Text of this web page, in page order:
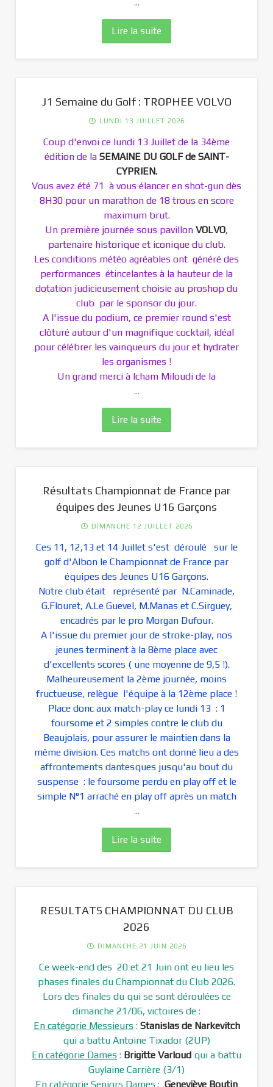
Lire la suite
J1 Semaine du Golf : TROPHEE VOLVO
LUNDI 13 JUILLET 2026
Coup d'envoi ce lundi 13 Juillet de la 34ème
édition de la SEMAINE DU GOLF de SAINT-
CYPRIEN.
Vous avez été 71 à vous élancer en shot-gun dès
8H30 pour un marathon de 18 trous en score
maximum brut.
Un première journée sous pavillon VOLVO,
partenaire historique et iconique du club.
Les conditions météo agréables ont généré des
performances étincelantes à la hauteur de la
dotation judicieusement choisie au proshop du
club par le sponsor du jour.
A l'issue du podium, ce premier round s'est
clôturé autour d'un magnifique cocktail, idéal
pour célébrer les vainqueurs du jour et hydrater
les organismes !
Un grand merci à Icham Miloudi de la
...
Lire la suite
Résultats Championnat de France par
équipes des Jeunes U16 Garçons
DIMANCHE 12 JUILLET 2026
Ces 11, 12,13 et 14 Juillet s'est déroulé sur le
golf d'Albon le Championnat de France par
équipes des Jeunes U16 Garçons.
Notre club était représenté par N.Caminade,
G.Flouret, A.Le Guevel, M.Manas et C.Sirguey,
encadrés par le pro Morgan Dufour.
A l'issue du premier jour de stroke-play, nos
jeunes terminent à la 8ème place avec
d'excellents scores ( une moyenne de 9,5 !).
Malheureusement la 2ème journée, moins
fructueuse, relègue l'équipe à la 12ème place !
Place donc aux match-play ce lundi 13 : 1
foursome et 2 simples contre le club du
Beaujolais, pour assurer le maintien dans la
même division. Ces matchs ont donné lieu a des
affrontements dantesques jusqu'au bout du
suspense : le foursome perdu en play off et le
simple N°1 arraché en play off après un match
...
Lire la suite
RESULTATS CHAMPIONNAT DU CLUB
2026
DIMANCHE 21 JUIN 2026
Ce week-end des 20 et 21 Juin ont eu lieu les
phases finales du Championnat du Club 2026.
Lors des finales du qui se sont déroulées ce
dimanche 21/06, victoires de :
En catégorie Messieurs: Stanislas de Narkevitch
qui a battu Antoine Tixador (2UP)
En catégorie Dames : Brigitte Varloud qui a battu
Guylaine Carrière (3/1)
En catégorie Seniors Dames : Geneviève Boutin